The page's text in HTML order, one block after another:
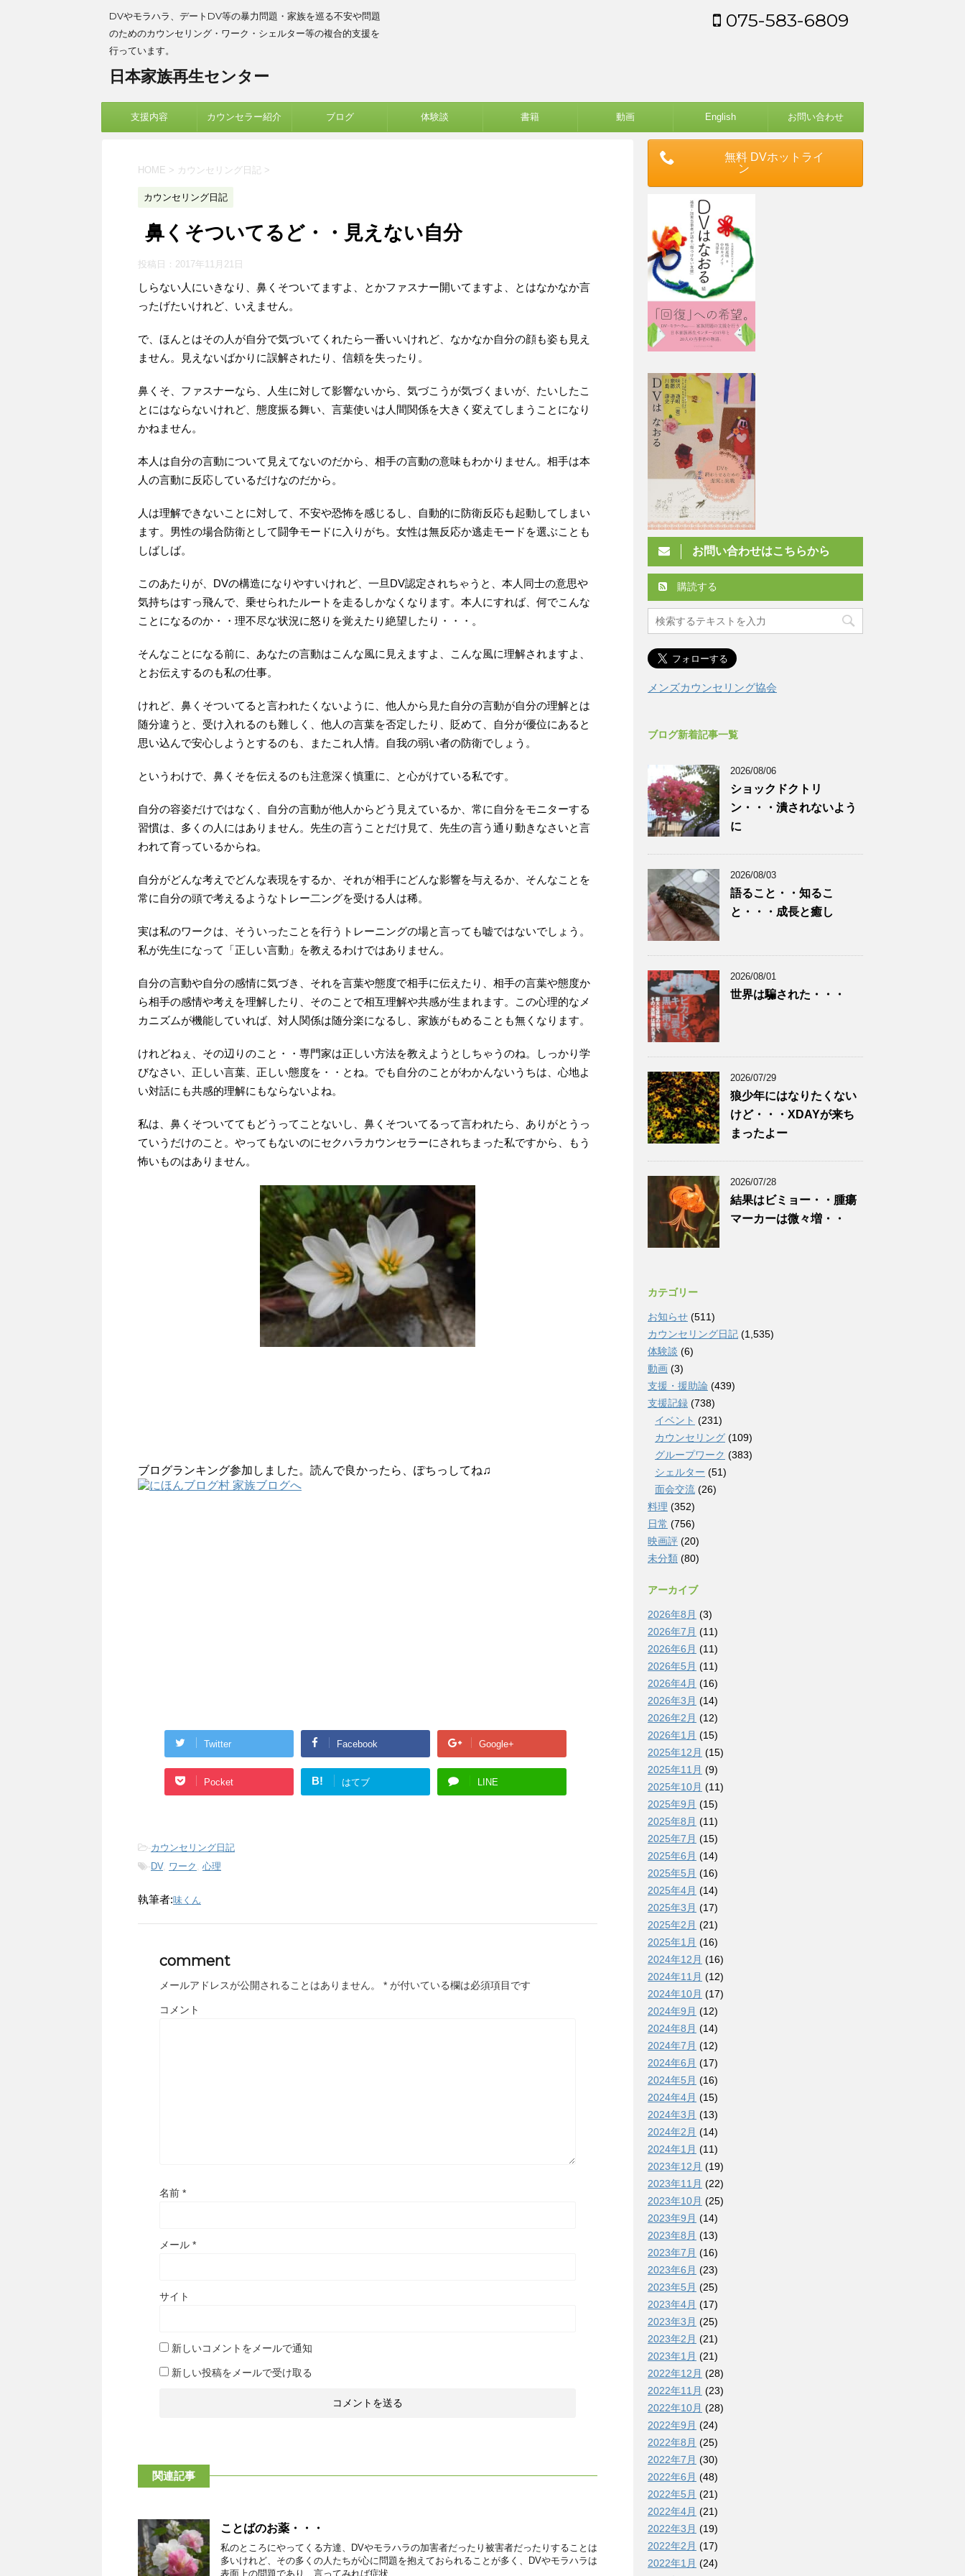
DVやモラハラ、デートDV等の暴力問題・家族を巡る不安や問題
のためのカウンセリング・ワーク・シェルター等の複合的支援を
行っています。
日本家族再生センター
075-583-6809
支援内容 カウンセラー紹介 ブログ 体験談 書籍 動画 English お問い合わせ
HOME > カウンセリング日記 >
カウンセリング日記
鼻くそついてるど・・見えない自分
投稿日： 2017年11月21日
しらない人にいきなり、鼻くそついてますよ、とかファスナー開いてますよ、とはなかなか言
ったげたいけれど、いえません。
で、ほんとはその人が自分で気づいてくれたら一番いいけれど、なかなか自分の顔も姿も見え
ません。見えないばかりに誤解されたり、信頼を失ったり。
鼻くそ、ファスナーなら、人生に対して影響ないから、気づこうが気づくまいが、たいしたこ
とにはならないけれど、態度振る舞い、言葉使いは人間関係を大きく変えてしまうことになり
かねません。
本人は自分の言動について見えてないのだから、相手の言動の意味もわかりません。相手は本
人の言動に反応しているだけなのだから。
人は理解できないことに対して、不安や恐怖を感じるし、自動的に防衛反応も起動してしまい
ます。男性の場合防衛として闘争モードに入りがち。女性は無反応か逃走モードを選ぶことも
しばしば。
このあたりが、DVの構造になりやすいけれど、一旦DV認定されちゃうと、本人同士の意思や
気持ちはすっ飛んで、乗せられたルートを走るしかなくなります。本人にすれば、何でこんな
ことになるのか・・理不尽な状況に怒りを覚えたり絶望したり・・・。
そんなことになる前に、あなたの言動はこんな風に見えますよ、こんな風に理解されますよ、
とお伝えするのも私の仕事。
けれど、鼻くそついてると言われたくないように、他人から見た自分の言動が自分の理解とは
随分違うと、受け入れるのも難しく、他人の言葉を否定したり、貶めて、自分が優位にあると
思い込んで安心しようとするのも、またこれ人情。自我の弱い者の防衛でしょう。
というわけで、鼻くそを伝えるのも注意深く慎重に、と心がけている私です。
自分の容姿だけではなく、自分の言動が他人からどう見えているか、常に自分をモニターする
習慣は、多くの人にはありません。先生の言うことだけ見て、先生の言う通り動きなさいと言
われて育っているからね。
自分がどんな考えでどんな表現をするか、それが相手にどんな影響を与えるか、そんなことを
常に自分の頭で考えるようなトレー二ングを受ける人は稀。
実は私のワークは、そういったことを行うトレーニングの場と言っても嘘ではないでしょう。
私が先生になって「正しい言動」を教えるわけではありません。
自分の言動や自分の感情に気づき、それを言葉や態度で相手に伝えたり、相手の言葉や態度か
ら相手の感情や考えを理解したり、そのことで相互理解や共感が生まれます。この心理的なメ
カニズムが機能していれば、対人関係は随分楽になるし、家族がもめることも無くなります。
けれどねぇ、その辺りのこと・・専門家は正しい方法を教えようとしちゃうのね。しっかり学
びなさい、正しい言葉、正しい態度を・・とね。でも自分のことがわかんないうちは、心地よ
い対話にも共感的理解にもならないよね。
私は、鼻くそついててもどうってことないし、鼻くそついてるって言われたら、ありがとうっ
ていうだけのこと。やってもないのにセクハラカウンセラーにされちまった私ですから、もう
怖いものはありません。
ブログランキング参加しました。読んで良かったら、ぽちっしてね♫
Twitter Facebook Google+
Pocket B! はてブ LINE
-カウンセリング日記
-DV, ワーク , 心理
執筆者:味くん
comment
メールアドレスが公開されることはありません。 * が付いている欄は必須項目です
コメント
名前 *
メール *
サイト
新しいコメントをメールで通知
新しい投稿をメールで受け取る
関連記事
ことばのお薬・・・
私のところにやってくる方達、DVやモラハラの加害者だったり被害者だったりすることは
多いけれど、その多くの人たちが心に問題を抱えておられることが多く、DVやモラハラは
表面上の問題であり、言ってみれば症状 ...
無料 DVホットライ
ン
お問い合わせはこちらから
購読する
メンズカウンセリング協会
ブログ新着記事一覧
2026/08/06
ショックドクトリ
ン・・・潰されないよう
に
2026/08/03
語ること・・知るこ
と・・・成長と癒し
2026/08/01
世界は騙された・・・
2026/07/29
狼少年にはなりたくない
けど・・・XDAYが来ち
まったよー
2026/07/28
結果はビミョー・・腫瘍
マーカーは微々増・・
カテゴリー
お知らせ (511)
カウンセリング日記 (1,535)
体験談 (6)
動画 (3)
支援・援助論 (439)
支援記録 (738)
イベント (231)
カウンセリング (109)
グループワーク (383)
シェルター (51)
面会交流 (26)
料理 (352)
日常 (756)
映画評 (20)
未分類 (80)
アーカイブ
2026年8月 (3)
2026年7月 (11)
2026年6月 (11)
2026年5月 (11)
2026年4月 (16)
2026年3月 (14)
2026年2月 (12)
2026年1月 (15)
2025年12月 (15)
2025年11月 (9)
2025年10月 (11)
2025年9月 (15)
2025年8月 (11)
2025年7月 (15)
2025年6月 (14)
2025年5月 (16)
2025年4月 (14)
2025年3月 (17)
2025年2月 (21)
2025年1月 (16)
2024年12月 (16)
2024年11月 (12)
2024年10月 (17)
2024年9月 (12)
2024年8月 (14)
2024年7月 (12)
2024年6月 (17)
2024年5月 (16)
2024年4月 (15)
2024年3月 (13)
2024年2月 (14)
2024年1月 (11)
2023年12月 (19)
2023年11月 (22)
2023年10月 (25)
2023年9月 (14)
2023年8月 (13)
2023年7月 (16)
2023年6月 (23)
2023年5月 (25)
2023年4月 (17)
2023年3月 (25)
2023年2月 (21)
2023年1月 (21)
2022年12月 (28)
2022年11月 (23)
2022年10月 (28)
2022年9月 (24)
2022年8月 (25)
2022年7月 (30)
2022年6月 (48)
2022年5月 (21)
2022年4月 (21)
2022年3月 (19)
2022年2月 (17)
2022年1月 (24)